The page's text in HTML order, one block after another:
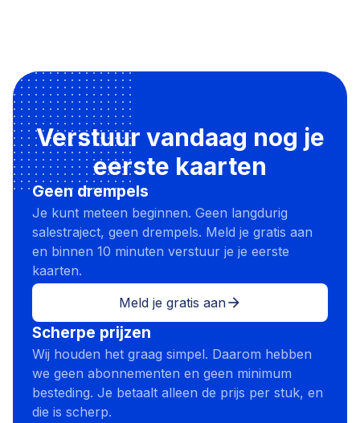
Verstuur vandaag nog je
eerste kaarten
Geen drempels
Je kunt meteen beginnen. Geen langdurig
salestraject, geen drempels. Meld je gratis aan
en binnen 10 minuten verstuur je je eerste
kaarten.
Meld je gratis aanarrow_forward
Scherpe prijzen
Wij houden het graag simpel. Daarom hebben
we geen abonnementen en geen minimum
besteding. Je betaalt alleen de prijs per stuk, en
die is scherp.